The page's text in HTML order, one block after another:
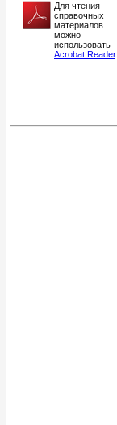
Для чтения
справочных
материалов
можно
использовать
Acrobat Reader.